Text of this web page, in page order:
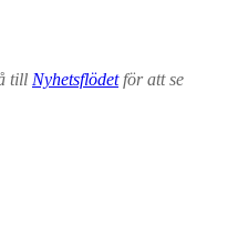
till Nyhetsflödetför att se